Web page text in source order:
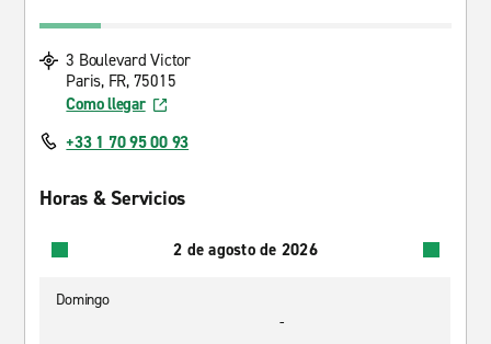
3 Boulevard Victor
Paris, FR, 75015
Como llegar
+33 1 70 95 00 93
Horas & Servicios
2 de agosto de 2026
Domingo
-